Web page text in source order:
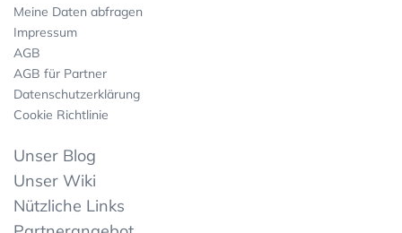
Meine Daten abfragen
Impressum
AGB
AGB für Partner
Datenschutzerklärung
Cookie Richtlinie
Unser Blog
Unser Wiki
Nützliche Links